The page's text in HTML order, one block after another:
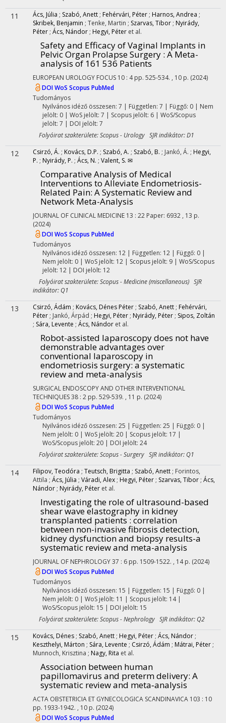
11 Ács, Júlia ; Szabó, Anett ; Fehérvári, Péter ; Harnos, Andrea ;
Skribek, Benjamin ; Tenke, Martin ; Szarvas, Tibor ; Nyirády,
Péter ; Ács, Nándor ; Hegyi, Péter et al.
Safety and Efficacy of Vaginal Implants in
Pelvic Organ Prolapse Surgery : A Meta-
analysis of 161 536 Patients
EUROPEAN UROLOGY FOCUS 10 : 4 pp. 525-534. , 10 p. (2024)
DOIWoS Scopus PubMed
Tudományos
Nyilvános idéző összesen: 7 | Független: 7 | Függő: 0 | Nem
jelölt: 0 | WoS jelölt: 7 | Scopus jelölt: 6 | WoS/Scopus
jelölt: 7 | DOI jelölt: 7
Folyóirat szakterülete: Scopus - Urology SJR indikátor: D1
12 Csirzó, Á. ; Kovács, D.P. ; Szabó, A. ; Szabó, B. ; Jankó, Á. ; Hegyi,
P. ; Nyirády, P. ; Ács, N. ; Valent, S. ✉
Comparative Analysis of Medical
Interventions to Alleviate Endometriosis-
Related Pain: A Systematic Review and
Network Meta-Analysis
JOURNAL OF CLINICAL MEDICINE 13 : 22 Paper: 6932 , 13 p.
(2024)
DOIWoS Scopus PubMed
Tudományos
Nyilvános idéző összesen: 12| Független: 12 | Függő: 0 |
Nem jelölt: 0 | WoS jelölt: 12 | Scopus jelölt: 9 | WoS/Scopus
jelölt: 12 | DOI jelölt: 12
Folyóirat szakterülete: Scopus - Medicine (miscellaneous) SJR
indikátor: Q1
13 Csirzó, Ádám ; Kovács, Dénes Péter ; Szabó, Anett ; Fehérvári,
Péter ; Jankó, Árpád ; Hegyi, Péter ; Nyirády, Péter ; Sipos, Zoltán
; Sára, Levente ; Ács, Nándor et al.
Robot-assisted laparoscopy does not have
demonstrable advantages over
conventional laparoscopy in
endometriosis surgery: a systematic
review and meta-analysis
SURGICAL ENDOSCOPY AND OTHER INTERVENTIONAL
TECHNIQUES38 : 2 pp. 529-539. , 11 p. (2024)
DOIWoS Scopus PubMed
Tudományos
Nyilvános idéző összesen: 25 | Független: 25 | Függő: 0 |
Nem jelölt: 0 | WoS jelölt: 20 | Scopus jelölt: 17 |
WoS/Scopus jelölt: 20 | DOI jelölt: 24
Folyóirat szakterülete: Scopus - Surgery SJR indikátor: Q1
14 Filipov, Teodóra ; Teutsch, Brigitta ; Szabó, Anett ; Forintos,
Attila ; Ács, Júlia ; Váradi, Alex ; Hegyi, Péter ; Szarvas, Tibor ; Ács,
Nándor ; Nyirády, Péter et al.
Investigating the role of ultrasound-based
shear wave elastography in kidney
transplanted patients : correlation
between non-invasive fibrosis detection,
kidney dysfunction and biopsy results-a
systematic review and meta-analysis
JOURNAL OF NEPHROLOGY37 : 6 pp. 1509-1522. , 14 p. (2024)
DOIWoS Scopus PubMed
Tudományos
Nyilvános idéző összesen: 15 | Független: 15 | Függő: 0 |
Nem jelölt: 0 | WoS jelölt: 11 | Scopus jelölt: 14 |
WoS/Scopus jelölt: 15 | DOI jelölt: 15
Folyóirat szakterülete: Scopus - Nephrology SJR indikátor: Q2
15 Kovács, Dénes ; Szabó, Anett ; Hegyi, Péter ; Ács, Nándor ;
Keszthelyi, Márton ; Sára, Levente ; Csirzó, Ádám ; Mátrai, Péter ;
Munnoch, Krisztina ; Nagy, Rita et al.
Association between human
papillomavirus and preterm delivery: A
systematic review and meta‐analysis
ACTA OBSTETRICIA ET GYNECOLOGICA SCANDINAVICA 103 : 10
pp. 1933-1942. , 10 p. (2024)
DOIWoS Scopus PubMed